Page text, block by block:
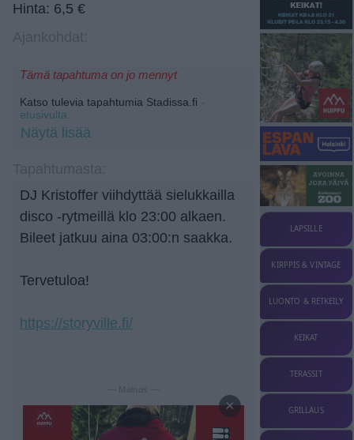
Hinta: 6,5 €
Tämä tapahtuma on jo mennyt
Katso tulevia tapahtumia Stadissa.fi -
etusivulta.
Näytä lisää
DJ Kristoffer viihdyttää sielukkailla
disco -rytmeillä klo 23:00 alkaen.
Bileet jatkuu aina 03:00:n saakka.
Tervetuloa!
https://storyville.fi/
— Mainos —
×
LAPSILLE
KIRPPIS & VINTAGE
LUONTO & RETKEILY
KEIKAT
TERASSIT
GRILLAUS